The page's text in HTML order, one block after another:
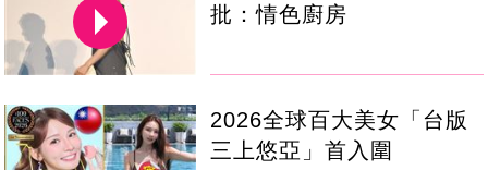
批：情色廚房
2026全球百大美女「台版
三上悠亞」首入圍